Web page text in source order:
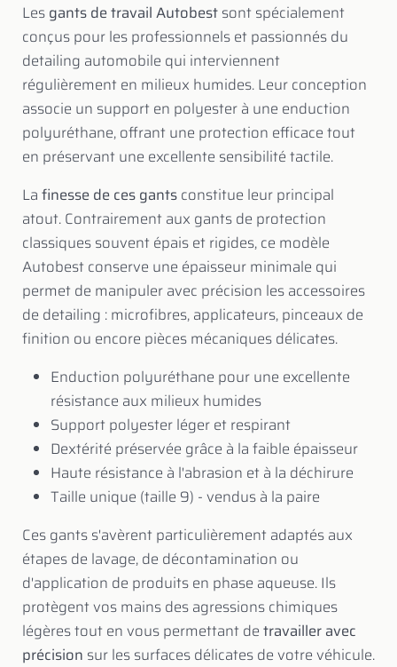
Lesgants de travail Autobestsont spécialement
conçus pour les professionnels et passionnés du
detailing automobile qui interviennent
régulièrement en milieux humides. Leur conception
associe un support en polyester à une enduction
polyuréthane, offrant une protection efficace tout
en préservant une excellente sensibilité tactile.
Lafinesse de ces gantsconstitue leur principal
atout. Contrairement aux gants de protection
classiques souvent épais et rigides, ce modèle
Autobest conserve une épaisseur minimale qui
permet de manipuler avec précision les accessoires
de detailing : microfibres, applicateurs, pinceaux de
finition ou encore pièces mécaniques délicates.
Enduction polyuréthane pour une excellente
résistance aux milieux humides
Support polyester léger et respirant
Dextérité préservée grâce à la faible épaisseur
Haute résistance à l'abrasion et à la déchirure
Taille unique (taille 9) - vendus à la paire
Ces gants s'avèrent particulièrement adaptés aux
étapes de lavage, de décontamination ou
d'application de produits en phase aqueuse. Ils
protègent vos mains des agressions chimiques
légères tout en vous permettant detravailler avec
précision sur les surfaces délicates de votre véhicule.